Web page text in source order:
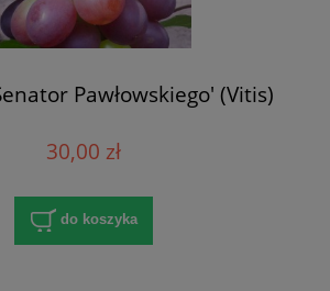
Pawłowskiego' (Vitis)
30,00 zł
do koszyka